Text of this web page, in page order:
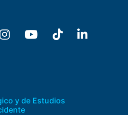
y de Estudios